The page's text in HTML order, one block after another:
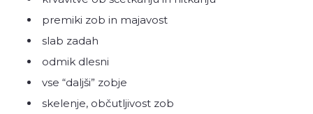
premiki zob in majavost
slab zadah
odmik dlesni
vse “daljši” zobje
skelenje, občutljivost zob